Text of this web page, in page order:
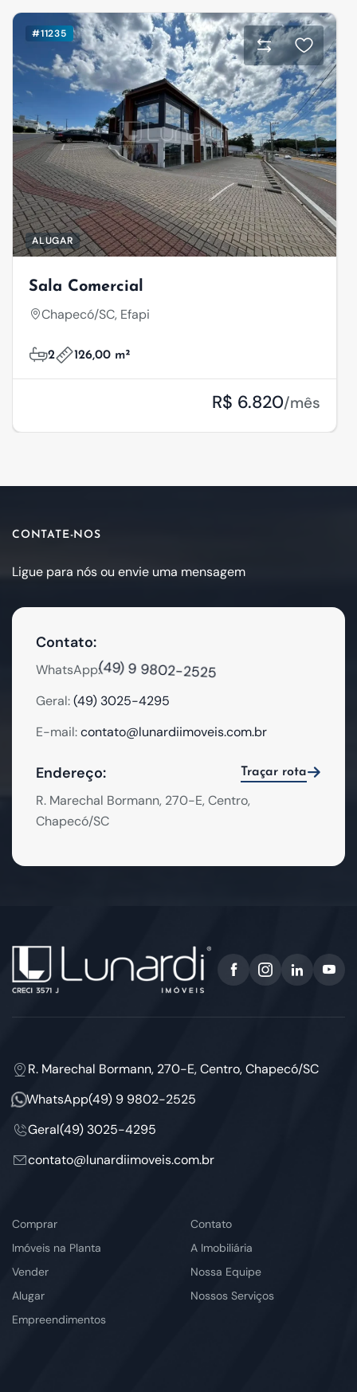
#11235
ALUGAR
Sala Comercial
Chapecó/SC, Efapi
2 126,00 m²
R$ 6.820/mês
CONTATE-NOS
Ligue para nós ou envie uma mensagem
Contato:
WhatsApp:(49) 9 9802-2525
Geral:(49) 3025-4295
E-mail:contato@lunardiimoveis.com.br
Endereço: Traçar rota
R. Marechal Bormann, 270-E, Centro,
Chapecó/SC
R. Marechal Bormann, 270-E, Centro, Chapecó/SC
WhatsApp(49) 9 9802-2525
Geral(49) 3025-4295
contato@lunardiimoveis.com.br
Comprar
Imóveis na Planta
Vender
Alugar
Empreendimentos
Contato
A Imobiliária
Nossa Equipe
Nossos Serviços